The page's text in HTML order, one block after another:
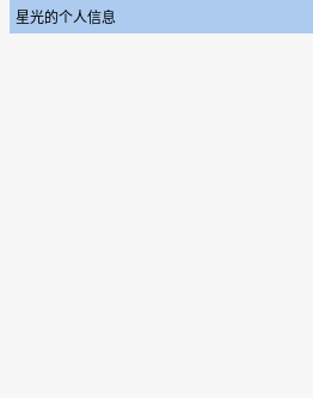
星光的个人信息